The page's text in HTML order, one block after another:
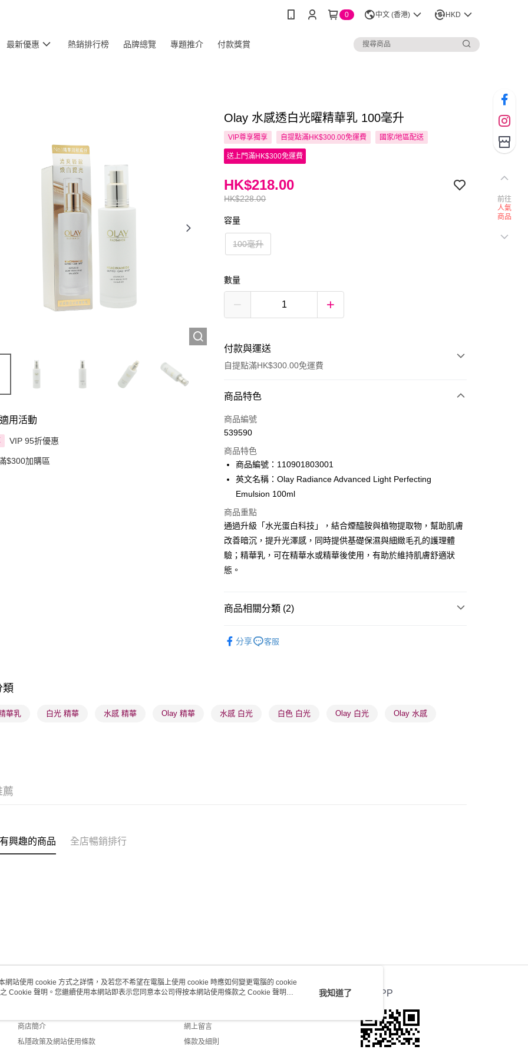
0 中文 (香港) HKD
最新優惠 熱銷排行榜 品牌總覽 專題推介 付款獎賞
用活動
VIP 95折優惠
$300加購區
Olay 水感透白光曜精華乳 100毫升
VIP尊享獨享 自提點滿HK$300.00免運費 國家/地區配送
送上門滿HK$300免運費
HK$228.00
HK$218.00
容量
100毫升
數量
付款與運送
自提點滿HK$300.00免運費
付款方式
信用卡
AlipayHK
PayMe
BoC Pay
送貨方式
每筆HK$65.00，滿HK$300.00或以上免運費
每筆HK$65.00，滿HK$300.00或以上免運費
(香港門市) 只顯示可選門市。確認發貨後2-5個工作天到店，3天內
商品特色
商品編號
539590
商品特色
商品編號：110901803001
英文名稱：Olay Radiance Advanced Light Perfecting
Emulsion 100ml
商品重點
通過升級「水光蛋白科技」，結合煙醯胺與植物提取物，幫助肌膚
改善暗沉，提升光澤感，同時提供基礎保濕與細緻毛孔的護理體
驗；精華乳，可在精華水或精華後使用，有助於維持肌膚舒適狀
態。
商品相關分類 (2)
分享 客服
類
華乳 白光 精華 水感 精華 Olay 精華 水感 白光 白色 白光 Olay 白光 Olay 水感
薦
興趣的商品 全店暢銷排行
關於我們
商店簡介
私隱政策及網站使用條款
客戶服務
網上留言
條款及細則
官方APP
前往
人氣
商品
網站使用 cookie 方式之詳情，及若您不希望在電腦上使用 cookie 時應如何變更電腦的 cookie
之 Cookie 聲明。您繼續使用本網站即表示您同意本公司得按本網站使用條款之 Cookie 聲明使
我知道了